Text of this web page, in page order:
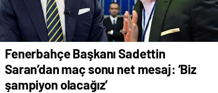
Fenerbahçe Başkanı Sadettin
Saran’dan maç sonu net mesaj: ‘Biz
şampiyon olacağız’